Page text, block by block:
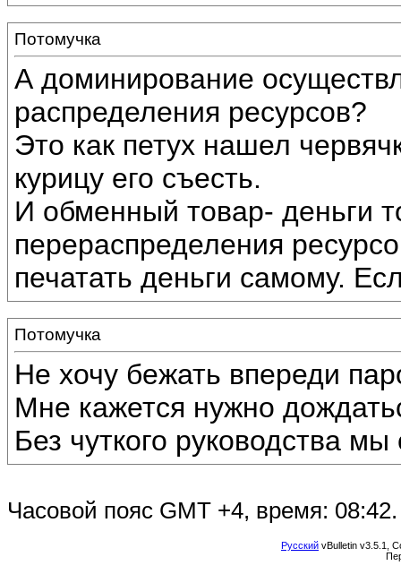
Потомучка
А доминирование
распределения ресурсов?
Это как петух нашел
курицу его съесть.
И обменный товар- деньги
перераспределения
печатать деньги самому.
Потомучка
Не хочу бежать впереди
Мне кажется нужно
Без чуткого руководства
Часовой пояс GMT +4, время: 08:42.
Русский vBulletin v3.5.1,